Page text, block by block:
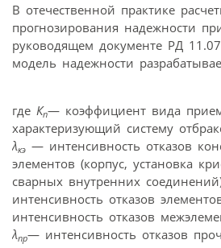
В отечественной практике
прогнозирования надежности
руководящем документе РД
модель надежности
где Кп— коэффициент вида
характеризующий систему
λкэ — интенсивность отказов
элементов (корпус, установка
сварных внутренних
интенсивность отказов
интенсивность отказов
λпр— интенсивность отказов